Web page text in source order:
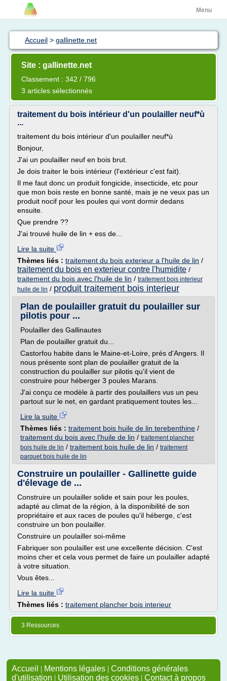
Menu
Accueil > gallinette.net
Site : gallinette.net
Classement : 342 / 796
3 articles sélectionnés
traitement du bois intérieur d'un poulailler neuf*ù
...
traitement du bois intérieur d'un poulailler neuf*ù
Bonjour,
J'ai un poulailler neuf en bois brut.
Je dois traiter le bois intérieur (l'extérieur c'est fait).
Il me faut donc un produit fongicide, insecticide, etc pour
que mon bois reste en bonne santé, mais je ne veux pas un
produit nocif pour les poules qui vont dormir dedans
ensuite.
Que prendre ??
J'ai trouvé huile de lin + ess de...
Lire la suite
Thèmes liés : traitement du bois exterieur a l'huile de lin /
traitement du bois en exterieur contre l'humidite /
traitement du bois avec l'huile de lin / traitement bois interieur
huile de lin / produit traitement bois interieur
Plan de poulailler gratuit du poulailler sur
pilotis pour ...
Poulailler des Gallinautes
Plan de poulailler gratuit du...
Castorfou habite dans le Maine-et-Loire, prés d'Angers. Il
nous présente sont plan de poulailler gratuit de la
construction du poulailler sur pilotis qu'il vient de
construire pour héberger 3 poules Marans.
J'ai conçu ce modèle à partir des poulaillers vus un peu
partout sur le net, en gardant pratiquement toutes les...
Lire la suite
Thèmes liés : traitement bois huile de lin terebenthine /
traitement du bois avec l'huile de lin / traitement plancher
bois huile de lin / traitement bois huile de lin / traitement
parquet bois huile de lin
Construire un poulailler - Gallinette guide
d'élevage de ...
Construire un poulailler solide et sain pour les poules,
adapté au climat de la région, à la disponibilité de son
propriétaire et aux races de poules qu'il héberge, c'est
construire un bon poulailler.
Construire un poulailler soi-même
Fabriquer son poulailler est une excellente décision. C'est
moins cher et cela vous permet de faire un poulailler adapté
à votre situation.
Vous êtes...
Lire la suite
Thèmes liés : traitement plancher bois interieur
3 Ressources
Accueil | Mentions légales | Conditions générales
d'utilisation | Utilisation des cookies | Contact à propos